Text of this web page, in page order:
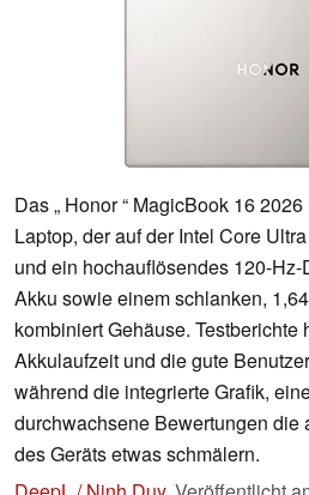
Das „ Honor “ MagicBook 16
Laptop, der auf der Intel Core
und ein hochauflösendes 120-
Akku sowie einem schlanken,
kombiniert Gehäuse. Testberichte
Akkulaufzeit und die gute
während die integrierte Grafik,
durchwachsene Bewertungen die
des Geräts etwas schmälern.